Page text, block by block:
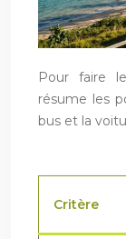
Pour faire
résume les
bus et la
Critère